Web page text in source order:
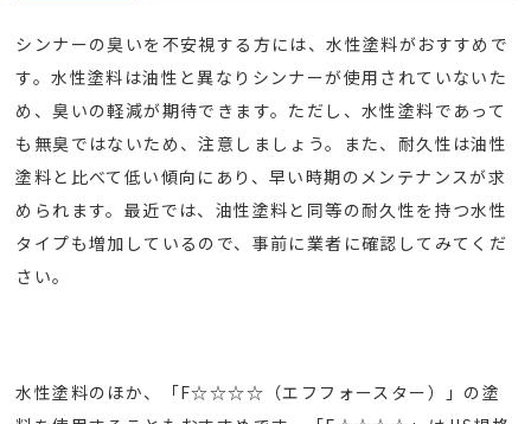
シンナーの臭いを不安視する方には、水性塗料がおすすめで
す。水性塗料は油性と異なりシンナーが使用されていないた
め、臭いの軽減が期待できます。ただし、水性塗料であって
も無臭ではないため、注意しましょう。また、耐久性は油性
塗料と比べて低い傾向にあり、早い時期のメンテナンスが求
められます。最近では、油性塗料と同等の耐久性を持つ水性
タイプも増加しているので、事前に業者に確認してみてくだ
さい。
水性塗料のほか、「F☆☆☆☆（エフフォースター）」の塗